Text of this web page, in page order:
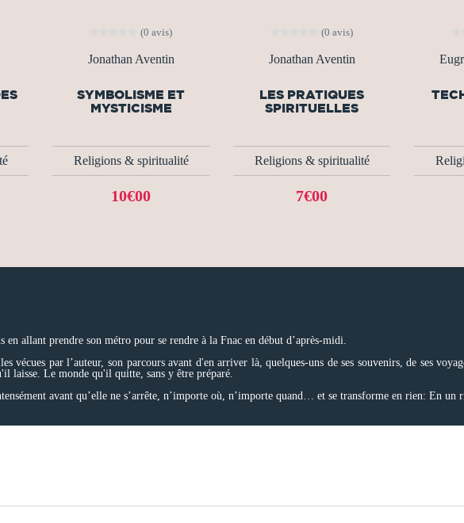
(0 avis)
Jonathan Aventin
SYMBOLISME ET
MYSTICISME
Religions & spiritualité
10€00
(0 avis)
Jonathan Aventin
LES PRATIQUES
SPIRITUELLES
Religions & spiritualité
7€00
allant prendre son métro pour se rendre à la Fnac en début d’après-midi.
vécues par l’auteur, son parcours avant d'en arriver là, quelques-uns de ses souvenirs, de ses
laisse. Le monde qu'il quitte, sans y être préparé.
avant qu’elle ne s’arrête, n’importe où, n’importe quand… et se transforme en rien: En un